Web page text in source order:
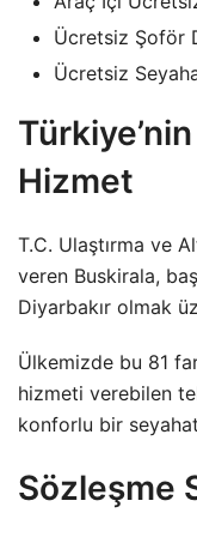
Ücretsiz Şoför
Ücretsiz
Hizmet
T.C. Ulaştırma ve
veren Buskirala,
Diyarbakır olmak
Ülkemizde bu 81
hizmeti verebilen
konforlu bir
Sözleşme